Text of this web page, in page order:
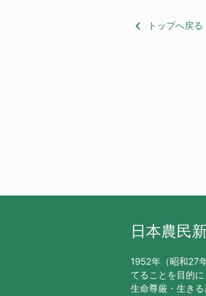
keyboard_arrow_left トップへ戻る
日本農民
1952年（昭和27
てることを目的に
生命尊厳・生き